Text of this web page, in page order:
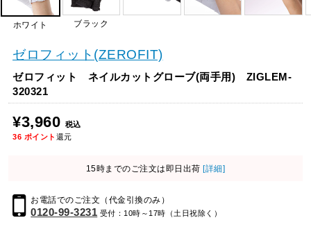
ホワイト ブラック
ゼロフィット(ZEROFIT)
ゼロフィット ネイルカットグローブ(両手用) ZIGLEM-
320321
¥3,960 税込
36 ポイント 還元
15時までのご注文は即日出荷 [詳細]
お電話でのご注文（代金引換のみ）
0120-99-3231 受付：10時～17時（土日祝除く）